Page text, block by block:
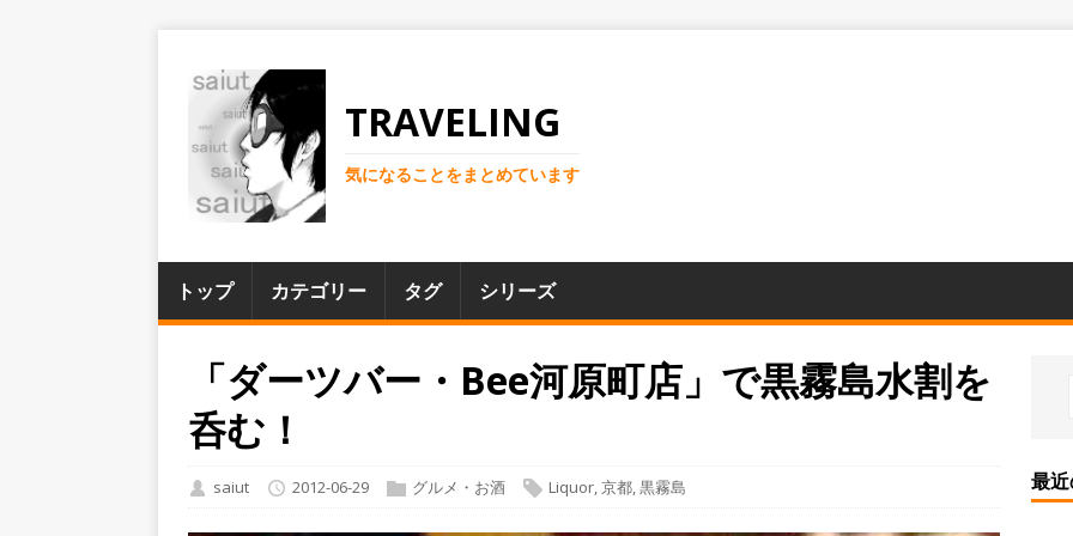
TRAVELING
気になることをまとめています
トップ カテゴリー タグ シリーズ
「ダーツバー・Bee河原町店」で黒霧島水割を
呑む！
saiut 2012-06-29 グルメ・お酒 Liquor,京都,黒霧島 最